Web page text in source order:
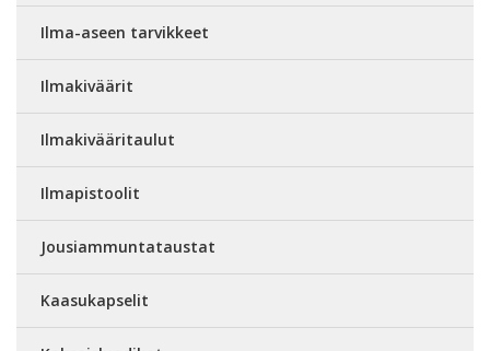
Ilma-aseen tarvikkeet
Ilmakiväärit
Ilmakivääritaulut
Ilmapistoolit
Jousiammuntataustat
Kaasukapselit